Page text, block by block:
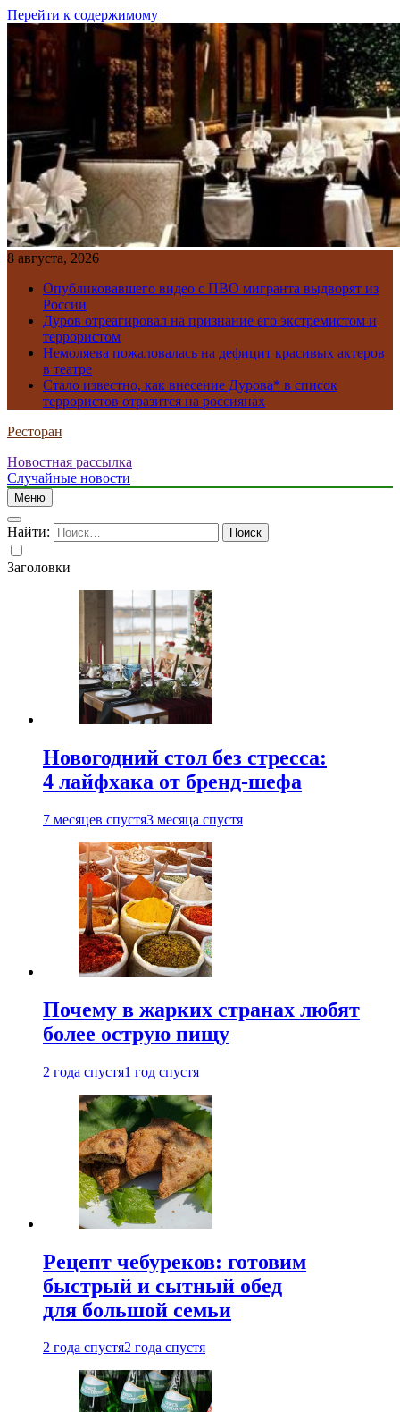
Перейти к содержимому
8 августа, 2026
Опубликовавшего видео с ПВО мигранта выдворят из
России
Дуров отреагировал на признание его экстремистом и
террористом
Немоляева пожаловалась на дефицит красивых актеров
в театре
Стало известно, как внесение Дурова* в список
террористов отразится на россиянах
Ресторан
Новостная рассылка
Случайные новости
Меню
Найти:
Заголовки
Новогодний стол без стресса:
4 лайфхака от бренд-шефа
7 месяцев спустя3 месяца спустя
Почему в жарких странах любят
более острую пищу
2 года спустя1 год спустя
Рецепт чебуреков: готовим
быстрый и сытный обед
для большой семьи
2 года спустя2 года спустя